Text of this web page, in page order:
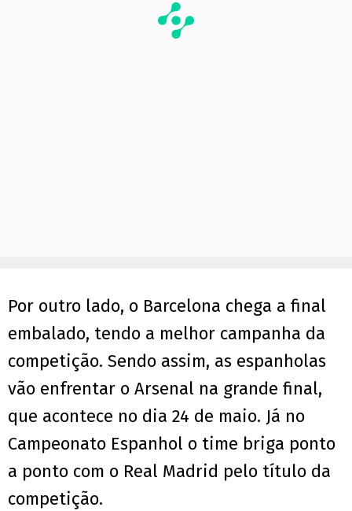
Por outro lado, o Barcelona chega a final
embalado, tendo a melhor campanha da
competição. Sendo assim, as espanholas
vão enfrentar o Arsenal na grande final,
que acontece no dia 24 de maio. Já no
Campeonato Espanhol o time briga ponto
a ponto com o Real Madrid pelo título da
competição.